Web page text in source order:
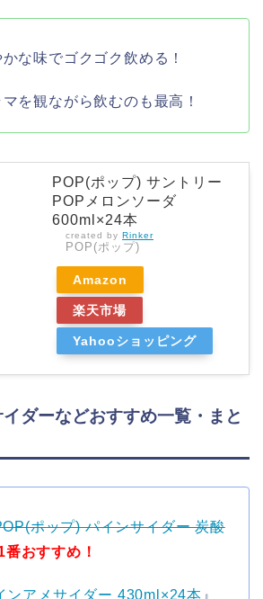
な味でゴクゴク飲める！
マを観ながら飲むのも最高！
POP(ポップ) サントリー
POPメロンソーダ
600ml×24本
created by Rinker
POP(ポップ)
Amazon
楽天市場
Yahooショッピング
ダーなどおすすめ一覧・まと
ポップ) パインサイダー 炭酸
番おすすめ！
ンアメサイダー 430ml×24本 』